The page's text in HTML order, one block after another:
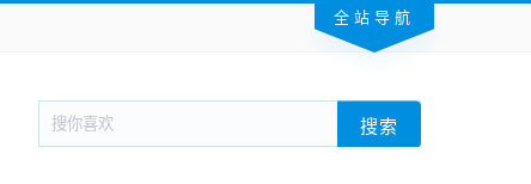
新闻阅读 旅游出行 生活实用
回合网游 战棋游戏 枪战射击
全站导航
搜索